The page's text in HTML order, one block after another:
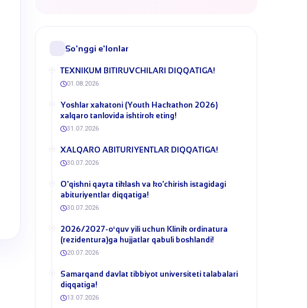
So'nggi e'lonlar
​TEXNIKUM BITIRUVCHILARI DIQQATIGA!
01.08.2026
Yoshlar xakatoni (Youth Hackathon 2026)
xalqaro tanlovida ishtirok eting!
31.07.2026
​XALQARO ABITURIYENTLAR DIQQATIGA!
30.07.2026
​O'qishni qayta tiklash va ko'chirish istagidagi
abituriyentlar diqqatiga!
30.07.2026
​2026/2027-oʻquv yili uchun Klinik ordinatura
(rezidentura)ga hujjatlar qabuli boshlandi!
20.07.2026
Samarqand davlat tibbiyot universiteti talabalari
diqqatiga!
13.07.2026